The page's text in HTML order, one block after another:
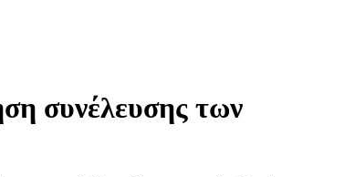
συνέλευσης των